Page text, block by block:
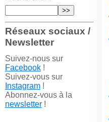
Réseaux sociaux /
Newsletter
Suivez-nous sur
Facebook!
Suivez-vous sur
Instagram!
Abonnez-vous à la
newsletter!